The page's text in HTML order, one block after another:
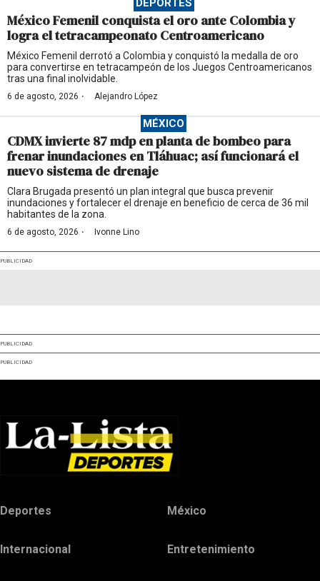
DEPORTES
México Femenil conquista el oro ante Colombia y
logra el tetracampeonato Centroamericano
México Femenil derrotó a Colombia y conquistó la medalla de oro
para convertirse en tetracampeón de los Juegos Centroamericanos
tras una final inolvidable.
6 de agosto, 2026 · Alejandro López
MÉXICO
CDMX invierte 87 mdp en planta de bombeo para
frenar inundaciones en Tláhuac; así funcionará el
nuevo sistema de drenaje
Clara Brugada presentó un plan integral que busca prevenir
inundaciones y fortalecer el drenaje en beneficio de cerca de 36 mil
habitantes de la zona.
6 de agosto, 2026 · Ivonne Lino
PUBLICIDAD
PUBLICIDAD
PUBLICIDAD
Deportes México
Internacional Entretenimiento